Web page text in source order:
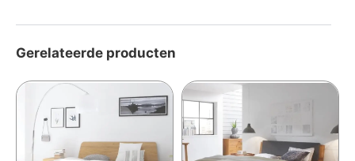
Gerelateerde producten